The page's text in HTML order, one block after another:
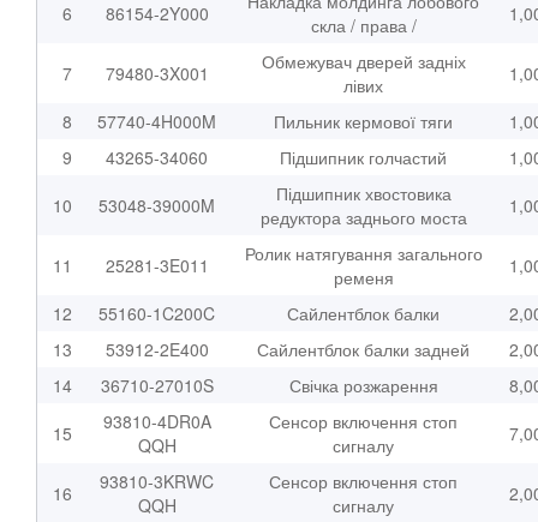
6
86154-2Y000
скла / права /
7 79480-3X001
Обмежувач дверей задніх
лівих
8
57740-4H000M Пильник кермової тяги
9
43265-34060 Підшипник голчастий
10
53048-39000M
Підшипник хвостовика
редуктора заднього моста
11 25281-3E011
Ролик натягування загального
ременя
12
55160-1C200C Сайлентблок балки
13
53912-2E400 Сайлентблок балки задней
14
36710-27010S Свічка розжарення
15
93810-4DR0A
QQH
Сенсор включення стоп
сигналу
16
93810-3KRWC
QQH
Сенсор включення стоп
сигналу